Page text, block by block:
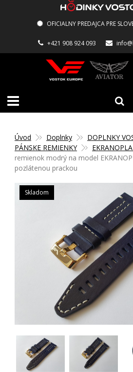
OFICIALNY PREDAJCA PRE
+421 908 924 093
Úvod Doplnky
DOPLNKY
PÁNSKE REMIENKY
remienok modrý na model
pozlátenou prackou
Skladom